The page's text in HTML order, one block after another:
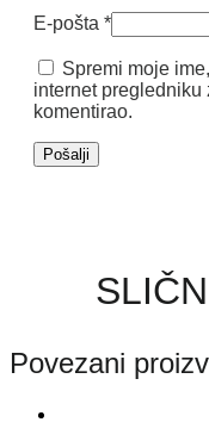
E-pošta *
Spremi moje
internet
komentirao.
Povezani